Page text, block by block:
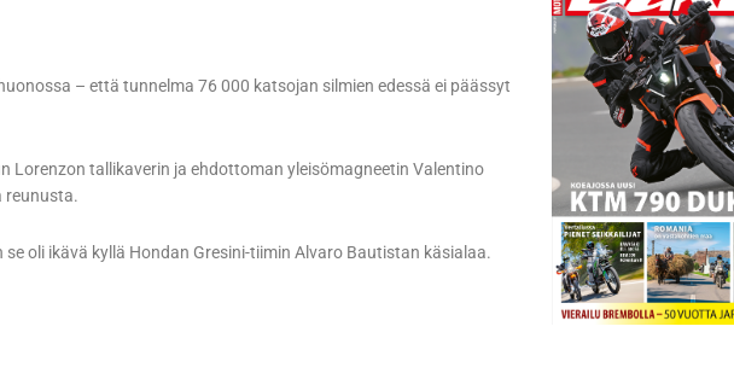
– että tunnelma 76 000 katsojan silmien edessä ei päässyt
Lorenzon tallikaverin ja ehdottoman yleisömagneetin Valentino
reunusta.
oli ikävä kyllä Hondan Gresini-tiimin Alvaro Bautistan käsialaa.